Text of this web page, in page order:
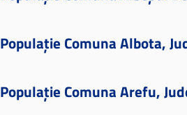
Populație Comuna Albota,
Populație Comuna Arefu,